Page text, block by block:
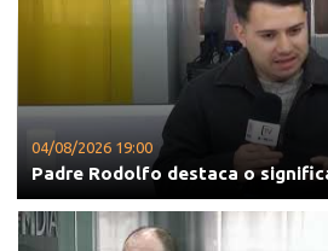
04/08/2026 19:00
Padre Rodolfo destaca o